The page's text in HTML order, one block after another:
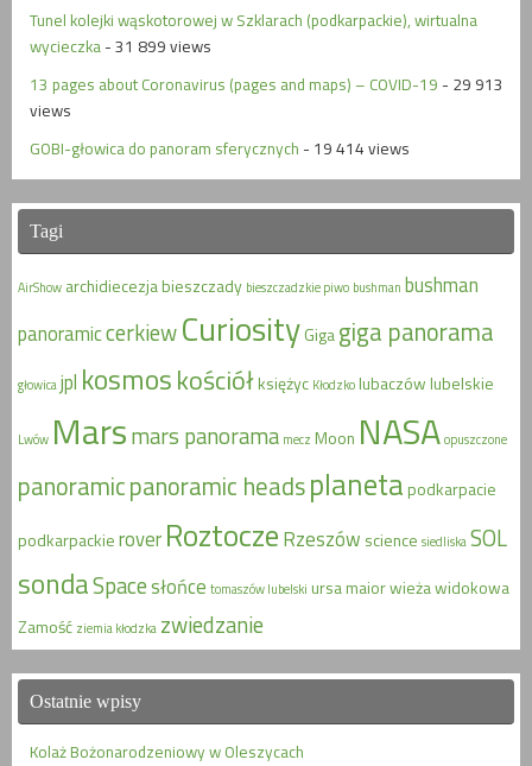
Tunel kolejki wąskotorowej w Szklarach (podkarpackie), wirtualna
wycieczka - 31 899 views
13 pages about Coronavirus (pages and maps) – COVID-19 - 29 913
views
GOBI-głowica do panoram sferycznych - 19 414 views
Tagi
AirShow archidiecezjabieszczady bieszczadzkie piwo bushman bushman
panoramiccerkiewCuriosityGigagiga panorama
głowicajpl kosmoskościółksiężyc Kłodzkolubaczówlubelskie
Lwów Marsmars panorama mecz Moon NASAopuszczone
panoramicpanoramic headsplanetapodkarpacie
podkarpackierover Roztocze Rzeszów science siedliskaSOL
sondaSpacesłońce tomaszów lubelski ursa maiorwieża widokowa
Zamość ziemia kłodzka zwiedzanie
Ostatnie wpisy
Kolaż Bożonarodzeniowy w Oleszycach